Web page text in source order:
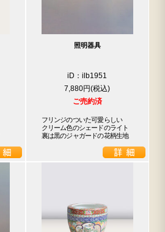
照明器具
iD：ilb1951
7,880円
ご売約済
フリンジのついた可愛らしい
クリーム色のシェードのライト
裏は黒のジャガードの花柄生地